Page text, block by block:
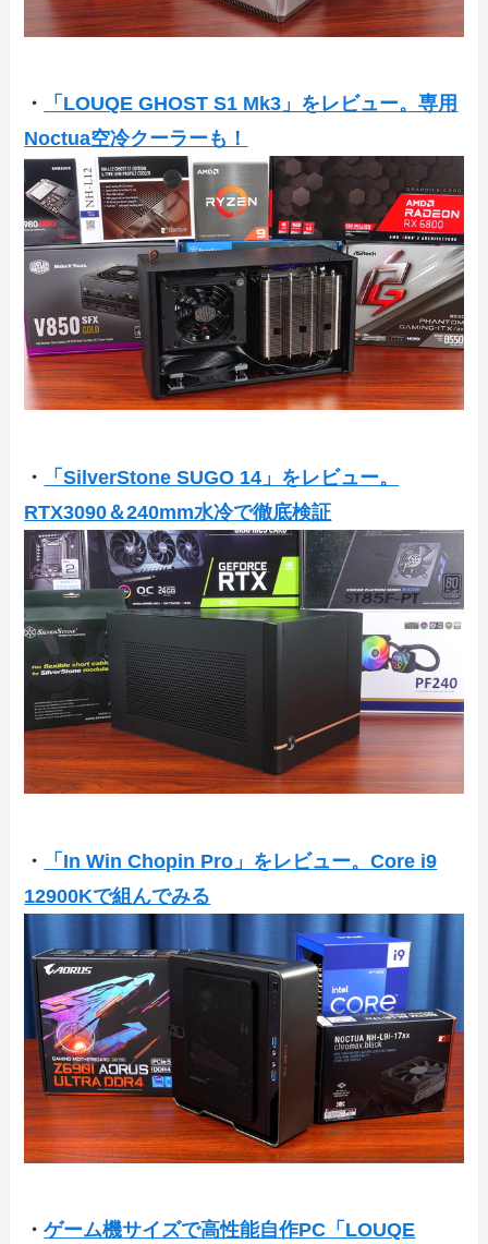
・
「LOUQE GHOST S1 Mk3」をレビュー。専用
Noctua空冷クーラーも！
・
「SilverStone SUGO 14」をレビュー。
RTX3090＆240mm水冷で徹底検証
・
「In Win Chopin Pro」をレビュー。Core i9
12900Kで組んでみる
・ゲーム機サイズで高性能自作PC「LOUQE